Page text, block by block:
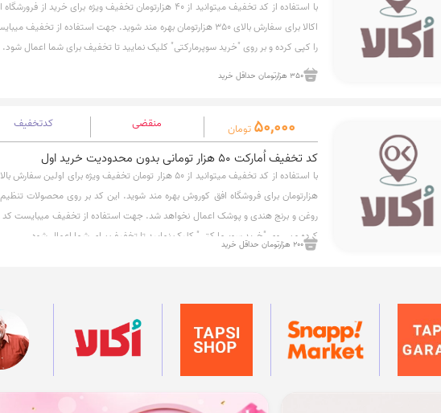
با استفاده از کد تخفیف میتوانید از 40 هزارتومان تخفیف ویژه برای خرید از
اکالا برای سفارش بالای 350 هزارتومان بهره مند شوید. جهت استفاده از تخفیف
را کپی کرده و بر روی "خرید سوپرمارکتی" کلیک نمایید تا تخفیف برای شما اعمال شود.
350 هزارتومان حداقل خرید
کد تخفیف اُمارکت 50 هزار تومانی بدون محدودیت خرید اول
هزارتومان برای فروشگاه افق کوروش بهره مند شوید. این کد بر روی محصولات تنظیم
روغن و برنج هندی و پوشک اعمال نخواهد شد. جهت استفاده از تخفیف میبایست کد
کرده و بر روی "خرید سوپرمارکتی" کلیک نمایید تا تخفیف برای شما اعمال شود.
200 هزارتومان حداقل خرید
50,000 تومان منقضی کدتخفیف